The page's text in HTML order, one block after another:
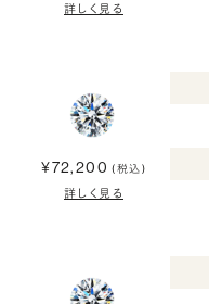
詳しく見る
¥72,200 (税込)
詳しく見る